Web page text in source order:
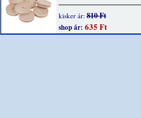
kisker ár: 810 Ft
shop ár: 635 Ft